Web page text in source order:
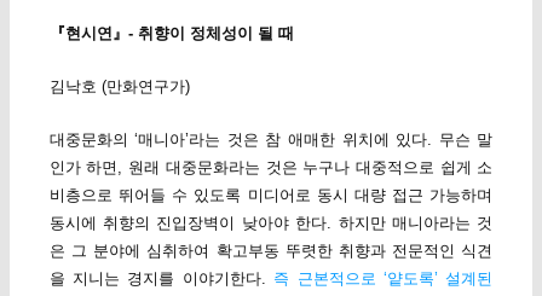
『현시연』- 취향이 정체성이 될 때
김낙호 (만화연구가)
대중문화의 ‘매니아’라는 것은 참 애매한 위치에 있다. 무슨 말
인가 하면, 원래 대중문화라는 것은 누구나 대중적으로 쉽게 소
비층으로 뛰어들 수 있도록 미디어로 동시 대량 접근 가능하며
동시에 취향의 진입장벽이 낮아야 한다. 하지만 매니아라는 것
은 그 분야에 심취하여 확고부동 뚜렷한 취향과 전문적인 식견
을 지니는 경지를 이야기한다. 즉 근본적으로 ‘얕도록’ 설계된